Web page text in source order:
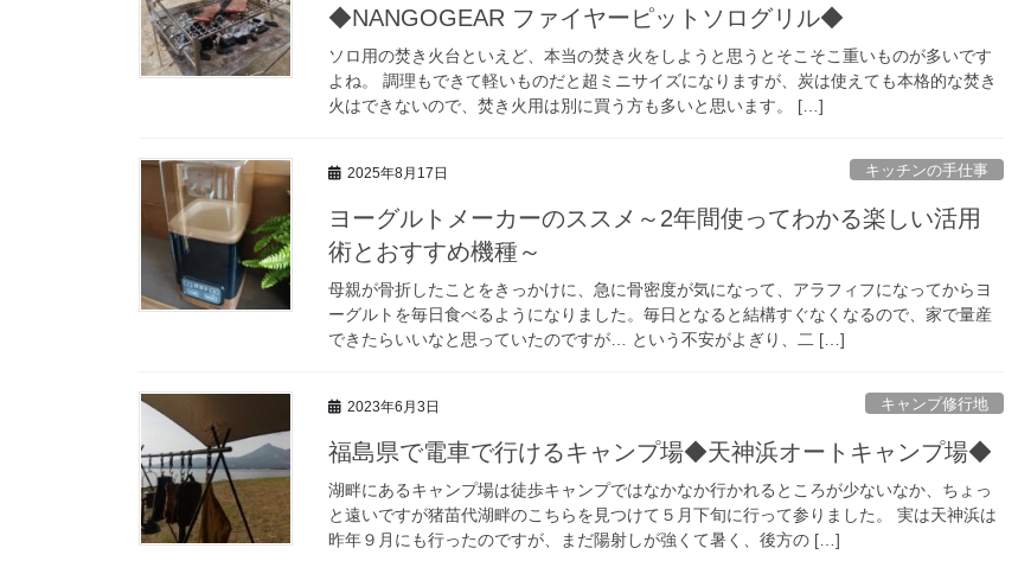
◆NANGOGEAR ファイヤーピットソログリル◆
ソロ用の焚き火台といえど、本当の焚き火をしようと思うとそこそこ重いものが多いです
よね。 調理もできて軽いものだと超ミニサイズになりますが、炭は使えても本格的な焚き
火はできないので、焚き火用は別に買う方も多いと思います。 […]
2025年8月17日 キッチンの手仕事
ヨーグルトメーカーのススメ～2年間使ってわかる楽しい活用
術とおすすめ機種～
母親が骨折したことをきっかけに、急に骨密度が気になって、アラフィフになってからヨ
ーグルトを毎日食べるようになりました。毎日となると結構すぐなくなるので、家で量産
できたらいいなと思っていたのですが… という不安がよぎり、二 […]
2023年6月3日 キャンプ修行地
福島県で電車で行けるキャンプ場◆天神浜オートキャンプ場◆
湖畔にあるキャンプ場は徒歩キャンプではなかなか行かれるところが少ないなか、ちょっ
と遠いですが猪苗代湖畔のこちらを見つけて５月下旬に行って参りました。 実は天神浜は
昨年９月にも行ったのですが、まだ陽射しが強くて暑く、後方の […]